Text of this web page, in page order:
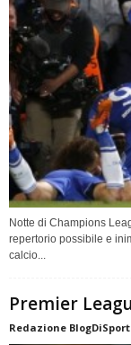
Notte di Champions
repertorio possibile e
calcio...
Premier
Redazione BlogDiSport